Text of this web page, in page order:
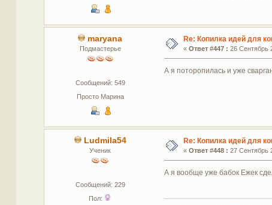
maryana
Подмастерье
Сообщений: 549
Просто Марина
Re: Копилка идей для
« Ответ #447 : 26 Сентябрь
А я поторопилась и уже
Ludmila54
Ученик
Сообщений: 229
Пол:
Re: Копилка идей для
« Ответ #448 : 27 Сентябрь
А я вообще уже бабок Ежек